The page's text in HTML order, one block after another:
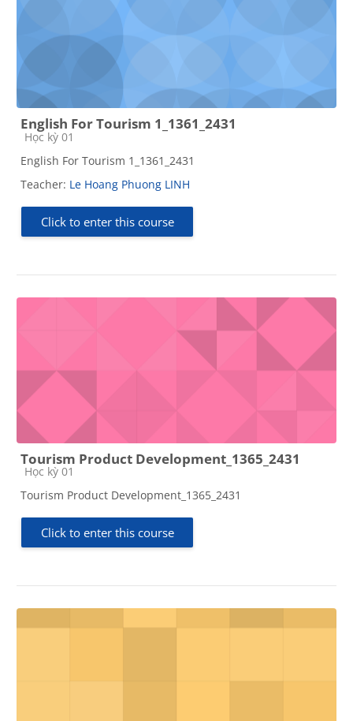
English For Tourism 1_1361_2431
Course category
Học kỳ 01
English For Tourism 1_1361_2431
Teacher: Le Hoang Phuong LINH
Click to enter this course
Tourism Product Development_1365_2431
Course category
Học kỳ 01
Tourism Product Development_1365_2431
Click to enter this course